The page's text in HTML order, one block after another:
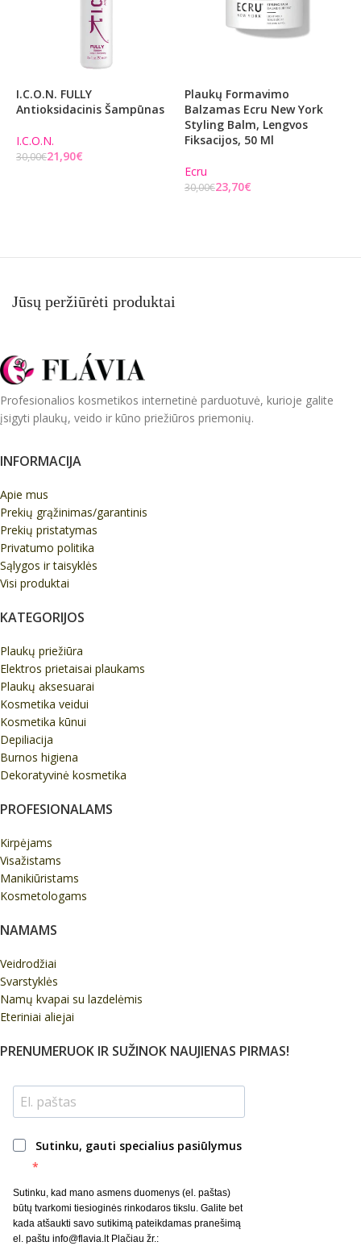
I.C.O.N. FULLY
Antioksidacinis Šampūnas
I.C.O.N.
30,00€21,90€
Plaukų Formavimo
Balzamas Ecru New York
Styling Balm, Lengvos
Fiksacijos, 50 Ml
Ecru
30,00€23,70€
Jūsų peržiūrėti produktai
Profesionalios kosmetikos internetinė parduotuvė, kurioje galite
įsigyti plaukų, veido ir kūno priežiūros priemonių.
INFORMACIJA
Apie mus
Prekių grąžinimas/garantinis
Prekių pristatymas
Privatumo politika
Sąlygos ir taisyklės
Visi produktai
KATEGORIJOS
Plaukų priežiūra
Elektros prietaisai plaukams
Plaukų aksesuarai
Kosmetika veidui
Kosmetika kūnui
Depiliacija
Burnos higiena
Dekoratyvinė kosmetika
PROFESIONALAMS
Kirpėjams
Visažistams
Manikiūristams
Kosmetologams
NAMAMS
Veidrodžiai
Svarstyklės
Namų kvapai su lazdelėmis
Eteriniai aliejai
PRENUMERUOK IR SUŽINOK NAUJIENAS PIRMAS!
Sutinku, gauti specialius pasiūlymus
Sutinku, kad mano asmens duomenys (el. paštas)
būtų tvarkomi tiesioginės rinkodaros tikslu. Galite bet
kada atšaukti savo sutikimą pateikdamas pranešimą
el. paštu info@flavia.lt Plačiau žr.: